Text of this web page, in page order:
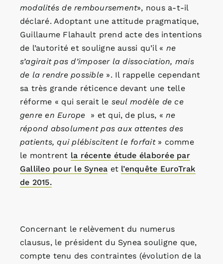
modalités de remboursement», nous a-t-il
déclaré. Adoptant une attitude pragmatique,
Guillaume Flahault prend acte des intentions
de l’autorité et souligne aussi qu’il « ne
s’agirait pas d’imposer la dissociation, mais
de la rendre possible ». Il rappelle cependant
sa très grande réticence devant une telle
réforme « qui serait le seul modèle de ce
genre en Europe
» et qui, de plus, «ne
répond absolument pas aux attentes des
patients, qui plébiscitent le forfait» comme
le montrent la récente étude élaborée par
Gallileo pour le Synea et l’enquête EuroTrak
de 2015.
Concernant le relèvement du numerus
clausus, le président du Synea souligne que,
compte tenu des contraintes (évolution de la